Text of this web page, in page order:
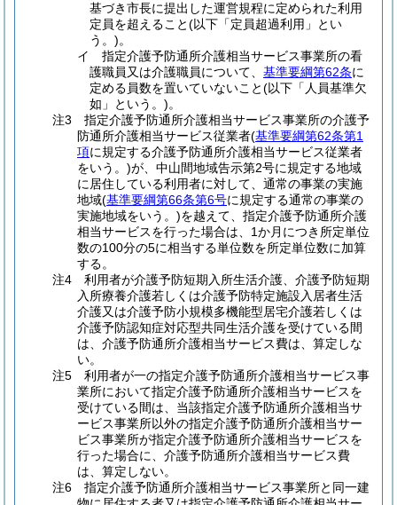
基づき市長に提出した運営規程に定められた利用
定員を超えること(以下「定員超過利用」とい
う。)。
イ 指定介護予防通所介護相当サービス事業所の看
護職員又は介護職員について、基準要綱第62条に
定める員数を置いていないこと(以下「人員基準欠
如」という。)。
注3 指定介護予防通所介護相当サービス事業所の介護予
防通所介護相当サービス従業者(基準要綱第62条第1
項に規定する介護予防通所介護相当サービス従業者
をいう。)が、中山間地域告示第2号に規定する地域
に居住している利用者に対して、通常の事業の実施
地域(基準要綱第66条第6号に規定する通常の事業の
実施地域をいう。)を越えて、指定介護予防通所介護
相当サービスを行った場合は、1か月につき所定単位
数の100分の5に相当する単位数を所定単位数に加算
する。
注4 利用者が介護予防短期入所生活介護、介護予防短期
入所療養介護若しくは介護予防特定施設入居者生活
介護又は介護予防小規模多機能型居宅介護若しくは
介護予防認知症対応型共同生活介護を受けている間
は、介護予防通所介護相当サービス費は、算定しな
い。
注5 利用者が一の指定介護予防通所介護相当サービス事
業所において指定介護予防通所介護相当サービスを
受けている間は、当該指定介護予防通所介護相当サ
ービス事業所以外の指定介護予防通所介護相当サー
ビス事業所が指定介護予防通所介護相当サービスを
行った場合に、介護予防通所介護相当サービス費
は、算定しない。
注6 指定介護予防通所介護相当サービス事業所と同一建